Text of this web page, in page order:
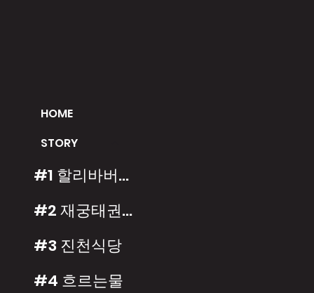
HOME
STORY
#1 할리바버샵
#2 재궁태권도장
#3 진천식당
#4 흐르는물